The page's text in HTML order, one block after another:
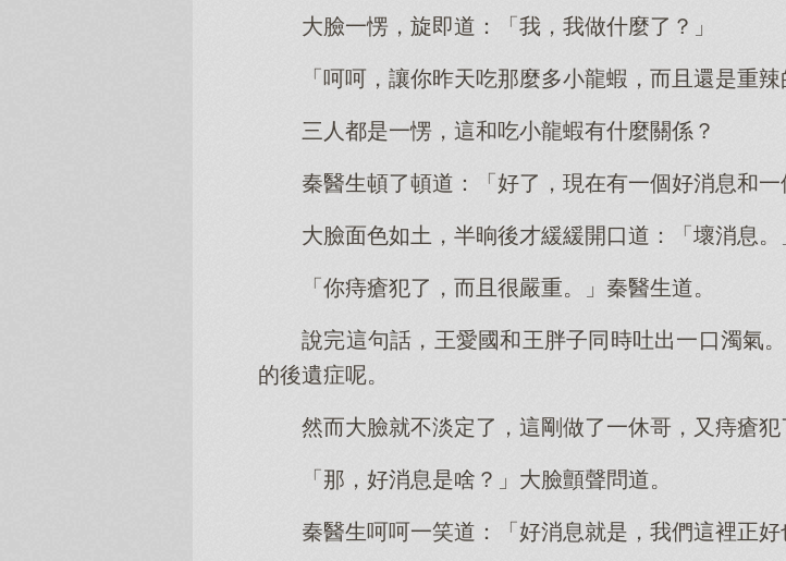
大臉一愣，旋即道：「我，我做什麼了？」
「呵呵，讓你昨天吃那麼多小龍蝦，而且還是重
三人都是一愣，這和吃小龍蝦有什麼關係？
秦醫生頓了頓道：「好了，現在有一個好消息和一
大臉面色如土，半晌後才緩緩開口道：「壞消息。
「你痔瘡犯了，而且很嚴重。」秦醫生道。
說完這句話，王愛國和王胖子同時吐出一口濁氣
的後遺症呢。
然而大臉就不淡定了，這剛做了一休哥，又痔瘡
「那，好消息是啥？」大臉顫聲問道。
秦醫生呵呵一笑道：「好消息就是，我們這裡正好